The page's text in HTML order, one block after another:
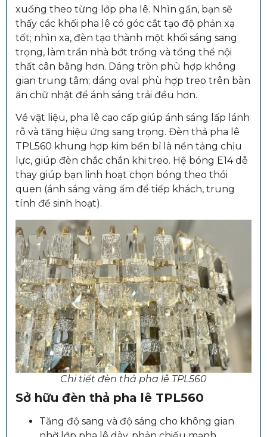
xuống theo từng lớp pha lê. Nhìn gần, bạn sẽ
thấy các khối pha lê có góc cắt tạo độ phản xạ
tốt; nhìn xa, đèn tạo thành một khối sáng sang
trọng, làm trần nhà bớt trống và tổng thể nội
thất cân bằng hơn. Dáng tròn phù hợp không
gian trung tâm; dáng oval phù hợp treo trên bàn
ăn chữ nhật để ánh sáng trải đều hơn.
Về vật liệu, pha lê cao cấp giúp ánh sáng lấp lánh
rõ và tăng hiệu ứng sang trọng. Đèn thả pha lê
TPL560 khung hợp kim bền bỉ là nền tảng chịu
lực, giúp đèn chắc chắn khi treo. Hệ bóng E14 dễ
thay giúp bạn linh hoạt chọn bóng theo thói
quen (ánh sáng vàng ấm để tiếp khách, trung
tính để sinh hoạt).
Chi tiết đèn thả pha lê TPL560
Sở hữu đèn thả pha lê TPL560
Tăng độ sang và độ sáng cho không gian